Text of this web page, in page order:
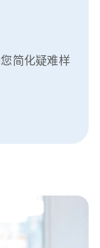
简化疑难样